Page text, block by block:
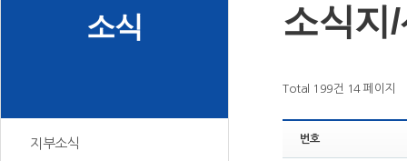
소식
지부소식
소식지
Total 199건 14 페이지
번호